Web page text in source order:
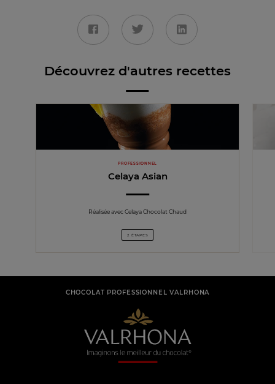
Découvrez d'autres recettes
PROFESSIONNEL
Celaya Asian
Réalisée avec Celaya Chocolat Chaud
2 ÉTAPES
CHOCOLAT PROFESSIONNEL VALRHONA